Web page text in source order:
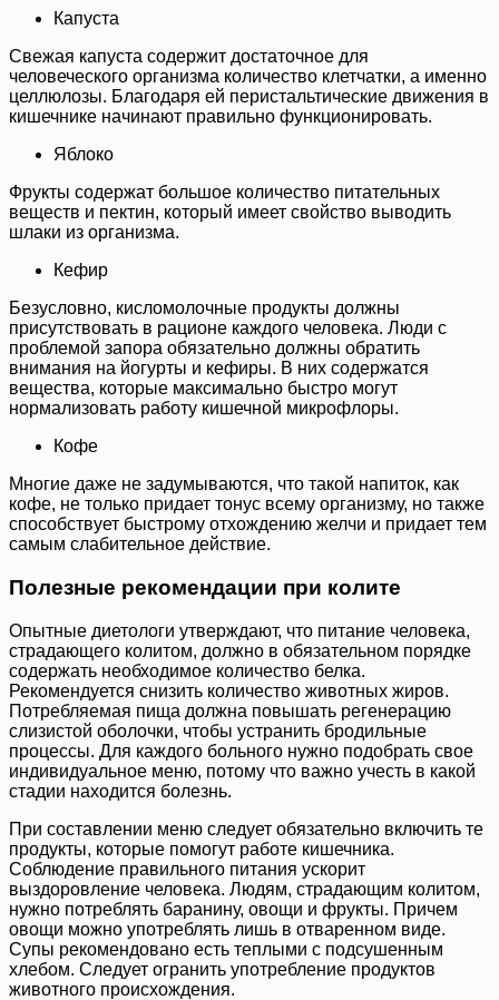
Капуста
Свежая капуста содержит достаточное для
человеческого организма количество клетчатки, а именно
целлюлозы. Благодаря ей перистальтические движения в
кишечнике начинают правильно функционировать.
Яблоко
Фрукты содержат большое количество питательных
веществ и пектин, который имеет свойство выводить
шлаки из организма.
Кефир
Безусловно, кисломолочные продукты должны
присутствовать в рационе каждого человека. Люди с
проблемой запора обязательно должны обратить
внимания на йогурты и кефиры. В них содержатся
вещества, которые максимально быстро могут
нормализовать работу кишечной микрофлоры.
Кофе
Многие даже не задумываются, что такой напиток, как
кофе, не только придает тонус всему организму, но также
способствует быстрому отхождению желчи и придает тем
самым слабительное действие.
Полезные рекомендации при колите
Опытные диетологи утверждают, что питание человека,
страдающего колитом, должно в обязательном порядке
содержать необходимое количество белка.
Рекомендуется снизить количество животных жиров.
Потребляемая пища должна повышать регенерацию
слизистой оболочки, чтобы устранить бродильные
процессы. Для каждого больного нужно подобрать свое
индивидуальное меню, потому что важно учесть в какой
стадии находится болезнь.
При составлении меню следует обязательно включить те
продукты, которые помогут работе кишечника.
Соблюдение правильного питания ускорит
выздоровление человека. Людям, страдающим колитом,
нужно потреблять баранину, овощи и фрукты. Причем
овощи можно употреблять лишь в отваренном виде.
Супы рекомендовано есть теплыми с подсушенным
хлебом. Следует огранить употребление продуктов
животного происхождения.